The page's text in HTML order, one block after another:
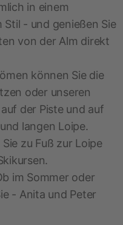
in einem
Stil - und genießen Sie
von der Alm direkt
können Sie die
oder unseren
der Piste und auf
langen Loipe.
zu Fuß zur Loipe
im Sommer oder
- Anita und Peter